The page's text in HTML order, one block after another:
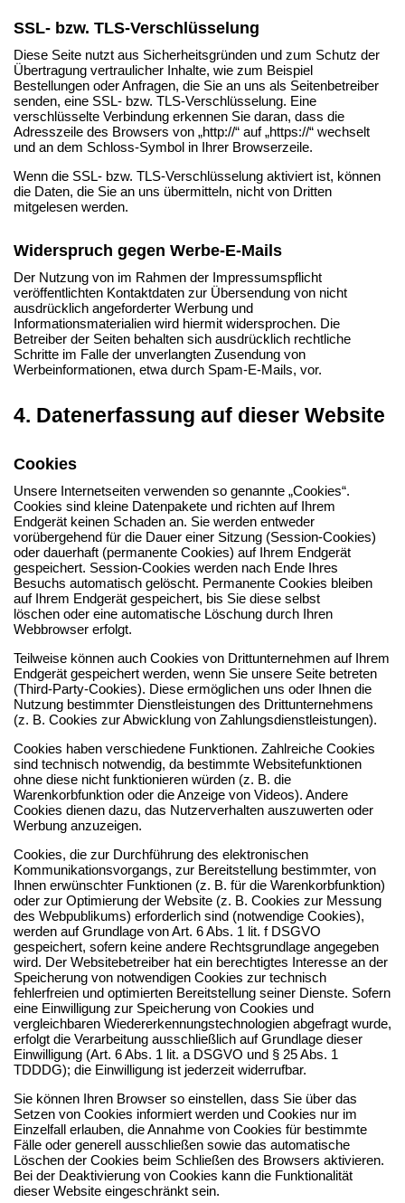
SSL- bzw. TLS-Verschlüsselung
Diese Seite nutzt aus Sicherheitsgründen und zum Schutz der
Übertragung vertraulicher Inhalte, wie zum Beispiel
Bestellungen oder Anfragen, die Sie an uns als Seitenbetreiber
senden, eine SSL- bzw. TLS-Verschlüsselung. Eine
verschlüsselte Verbindung erkennen Sie daran, dass die
Adresszeile des Browsers von „http://“ auf „https://“ wechselt
und an dem Schloss-Symbol in Ihrer Browserzeile.
Wenn die SSL- bzw. TLS-Verschlüsselung aktiviert ist, können
die Daten, die Sie an uns übermitteln, nicht von Dritten
mitgelesen werden.
Widerspruch gegen Werbe-E-Mails
Der Nutzung von im Rahmen der Impressumspflicht
veröffentlichten Kontaktdaten zur Übersendung von nicht
ausdrücklich angeforderter Werbung und
Informationsmaterialien wird hiermit widersprochen. Die
Betreiber der Seiten behalten sich ausdrücklich rechtliche
Schritte im Falle der unverlangten Zusendung von
Werbeinformationen, etwa durch Spam-E-Mails, vor.
4. Datenerfassung auf dieser Website
Cookies
Unsere Internetseiten verwenden so genannte „Cookies“.
Cookies sind kleine Datenpakete und richten auf Ihrem
Endgerät keinen Schaden an. Sie werden entweder
vorübergehend für die Dauer einer Sitzung (Session-Cookies)
oder dauerhaft (permanente Cookies) auf Ihrem Endgerät
gespeichert. Session-Cookies werden nach Ende Ihres
Besuchs automatisch gelöscht. Permanente Cookies bleiben
auf Ihrem Endgerät gespeichert, bis Sie diese selbst
löschen oder eine automatische Löschung durch Ihren
Webbrowser erfolgt.
Teilweise können auch Cookies von Drittunternehmen auf Ihrem
Endgerät gespeichert werden, wenn Sie unsere Seite betreten
(Third-Party-Cookies). Diese ermöglichen uns oder Ihnen die
Nutzung bestimmter Dienstleistungen des Drittunternehmens
(z. B. Cookies zur Abwicklung von Zahlungsdienstleistungen).
Cookies haben verschiedene Funktionen. Zahlreiche Cookies
sind technisch notwendig, da bestimmte Websitefunktionen
ohne diese nicht funktionieren würden (z. B. die
Warenkorbfunktion oder die Anzeige von Videos). Andere
Cookies dienen dazu, das Nutzerverhalten auszuwerten oder
Werbung anzuzeigen.
Cookies, die zur Durchführung des elektronischen
Kommunikationsvorgangs, zur Bereitstellung bestimmter, von
Ihnen erwünschter Funktionen (z. B. für die Warenkorbfunktion)
oder zur Optimierung der Website (z. B. Cookies zur Messung
des Webpublikums) erforderlich sind (notwendige Cookies),
werden auf Grundlage von Art. 6 Abs. 1 lit. f DSGVO
gespeichert, sofern keine andere Rechtsgrundlage angegeben
wird. Der Websitebetreiber hat ein berechtigtes Interesse an der
Speicherung von notwendigen Cookies zur technisch
fehlerfreien und optimierten Bereitstellung seiner Dienste. Sofern
eine Einwilligung zur Speicherung von Cookies und
vergleichbaren Wiedererkennungstechnologien abgefragt wurde,
erfolgt die Verarbeitung ausschließlich auf Grundlage dieser
Einwilligung (Art. 6 Abs. 1 lit. a DSGVO und § 25 Abs. 1
TDDDG); die Einwilligung ist jederzeit widerrufbar.
Sie können Ihren Browser so einstellen, dass Sie über das
Setzen von Cookies informiert werden und Cookies nur im
Einzelfall erlauben, die Annahme von Cookies für bestimmte
Fälle oder generell ausschließen sowie das automatische
Löschen der Cookies beim Schließen des Browsers aktivieren.
Bei der Deaktivierung von Cookies kann die Funktionalität
dieser Website eingeschränkt sein.